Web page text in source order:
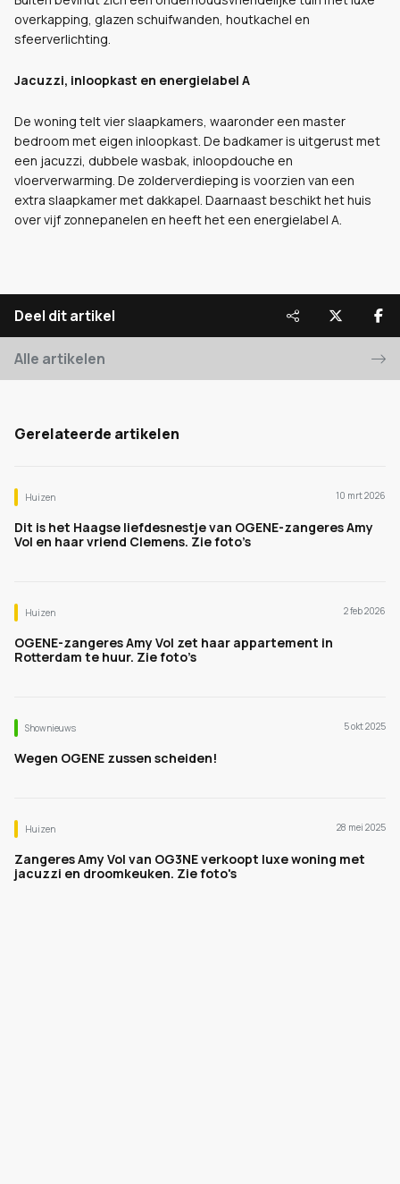
overkapping, glazen schuifwanden, houtkachel en
sfeerverlichting.
Jacuzzi, inloopkast en energielabel A
De woning telt vier slaapkamers, waaronder een master
bedroom met eigen inloopkast. De badkamer is uitgerust met
een jacuzzi, dubbele wasbak, inloopdouche en
vloerverwarming. De zolderverdieping is voorzien van een
extra slaapkamer met dakkapel. Daarnaast beschikt het huis
over vijf zonnepanelen en heeft het een energielabel A.
Deel dit artikel
Alle artikelen
Gerelateerde artikelen
Huizen 10 mrt 2026
Dit is het Haagse liefdesnestje van OGENE-zangeres Amy
Vol en haar vriend Clemens. Zie foto’s
Huizen 2 feb 2026
OGENE-zangeres Amy Vol zet haar appartement in
Rotterdam te huur. Zie foto’s
Shownieuws 5 okt 2025
Wegen OGENE zussen scheiden!
Huizen 28 mei 2025
Zangeres Amy Vol van OG3NE verkoopt luxe woning met
jacuzzi en droomkeuken. Zie foto's